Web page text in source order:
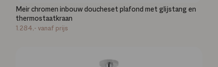
Meir chromen inbouw doucheset plafond met glijstang en
thermostaatkraan
1.284,- vanaf prijs